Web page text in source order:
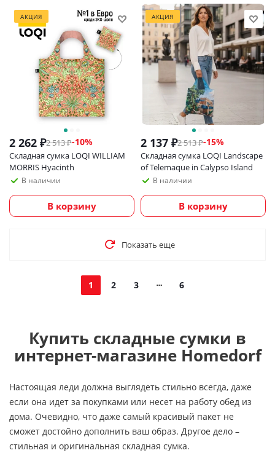
АКЦИЯ
2 262 ₽2 513₽-10%
Складная сумка LOQI WILLIAM
MORRIS Hyacinth
В наличии
В корзину
АКЦИЯ
2 137 ₽2 513₽-15%
Складная сумка LOQI Landscape
of Telemaque in Calypso Island
В наличии
В корзину
Показать еще
1 2 3 6
Купить складные сумки в
интернет-магазине Homedorf
Настоящая леди должна выглядеть стильно всегда, даже
если она идет за покупками или несет на работу обед из
дома. Очевидно, что даже самый красивый пакет не
сможет достойно дополнить ваш образ. Другое дело –
стильная и оригинальная складная сумка.